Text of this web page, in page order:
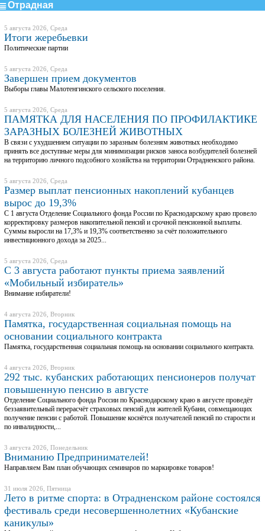
Отрадная
5 августа 2026, Среда
Итоги жеребьевки
Политические партии
5 августа 2026, Среда
Завершен прием документов
Выборы главы Малотенгинского сельского поселения.
5 августа 2026, Среда
ПАМЯТКА ДЛЯ НАСЕЛЕНИЯ ПО ПРОФИЛАКТИКЕ
ЗАРАЗНЫХ БОЛЕЗНЕЙ ЖИВОТНЫХ
В связи с ухудшением ситуации по заразным болезням животных необходимо
принять все доступные меры для минимизации рисков заноса возбудителей болезней
на территорию личного подсобного хозяйства на территории Отрадненского района.
5 августа 2026, Среда
Размер выплат пенсионных накоплений кубанцев
вырос до 19,3%
С 1 августа Отделение Социального фонда России по Краснодарскому краю провело
корректировку размеров накопительной пенсий и срочной пенсионной выплаты.
Суммы выросли на 17,3% и 19,3% соответственно за счёт положительного
инвестиционного дохода зa 2025...
5 августа 2026, Среда
С 3 августа работают пункты приема заявлений
«Мобильный избиратель»
Внимание избиратели!
4 августа 2026, Вторник
Памятка, государственная социальная помощь на
основании социального контракта
Памятка, государственная социальная помощь на основании социального контракта.
4 августа 2026, Вторник
292 тыс. кубанских работающих пенсионеров получат
повышенную пенсию в августе
Отделение Социального фонда России по Краснодарскому краю в августе проведёт
беззаявительный перерасчёт страховых пенсий для жителей Кубани, совмещающих
получение пенсии с работой. Повышение коснётся получателей пенсий по старости и
по инвалидности,...
3 августа 2026, Понедельник
Вниманию Предпринимателей!
Направляем Вам план обучающих семинаров по маркировке товаров!
31 июля 2026, Пятница
Лето в ритме спорта: в Отрадненском районе состоялся
фестиваль среди несовершеннолетних «Кубанские
каникулы»